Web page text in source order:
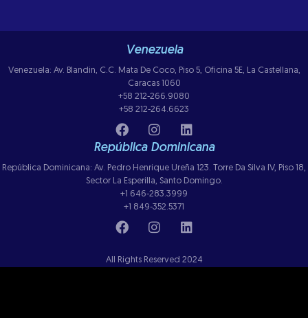
Venezuela
Venezuela: Av. Blandin, C.C. Mata De Coco, Piso 5, Oficina 5E, La Castellana,
Caracas 1060
+58 212-266.9080
+58 212-264.6623
República Dominicana
República Dominicana: Av. Pedro Henrique Ureña 123. Torre Da Silva IV, Piso 18,
Sector La Esperilla, Santo Domingo.
+1 646-283.3999
+1 849-352.5371
All Rights Reserved 2024